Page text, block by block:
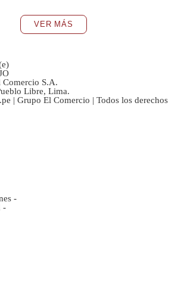
VER MÁS
S.A.
Libre, Lima.
| Grupo El Comercio | Todos los derechos
-
-